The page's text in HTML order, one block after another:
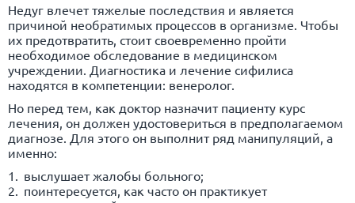
Недуг влечет тяжелые последствия и является
причиной необратимых процессов в организме. Чтобы
их предотвратить, стоит своевременно пройти
необходимое обследование в медицинском
учреждении. Диагностика и лечение сифилиса
находятся в компетенции: венеролог.
Но перед тем, как доктор назначит пациенту курс
лечения, он должен удостовериться в предполагаемом
диагнозе. Для этого он выполнит ряд манипуляций, а
именно:
выслушает жалобы больного;
поинтересуется, как часто он практикует